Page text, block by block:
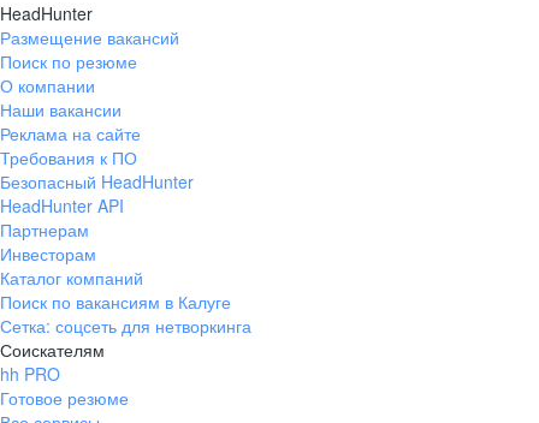
Екатеринбург
ул. Боевых Дружин, стр. 20,
+7 343 226-79-99
pr@ural.hh.ru
ул. Янковского, д. 169, 7 этаж,
706 каб.
+7 861 205-55-57
pr@krd.hh.ru
Владивосток
HeadHunter
Размещение вакансий
Поиск по резюме
О компании
Наши вакансии
Реклама на сайте
Требования к ПО
Безопасный HeadHunter
HeadHunter API
Партнерам
Инвесторам
Каталог компаний
Поиск по вакансиям в Калуге
Сетка: соцсеть для нетворкинга
Соискателям
hh PRO
Готовое резюме